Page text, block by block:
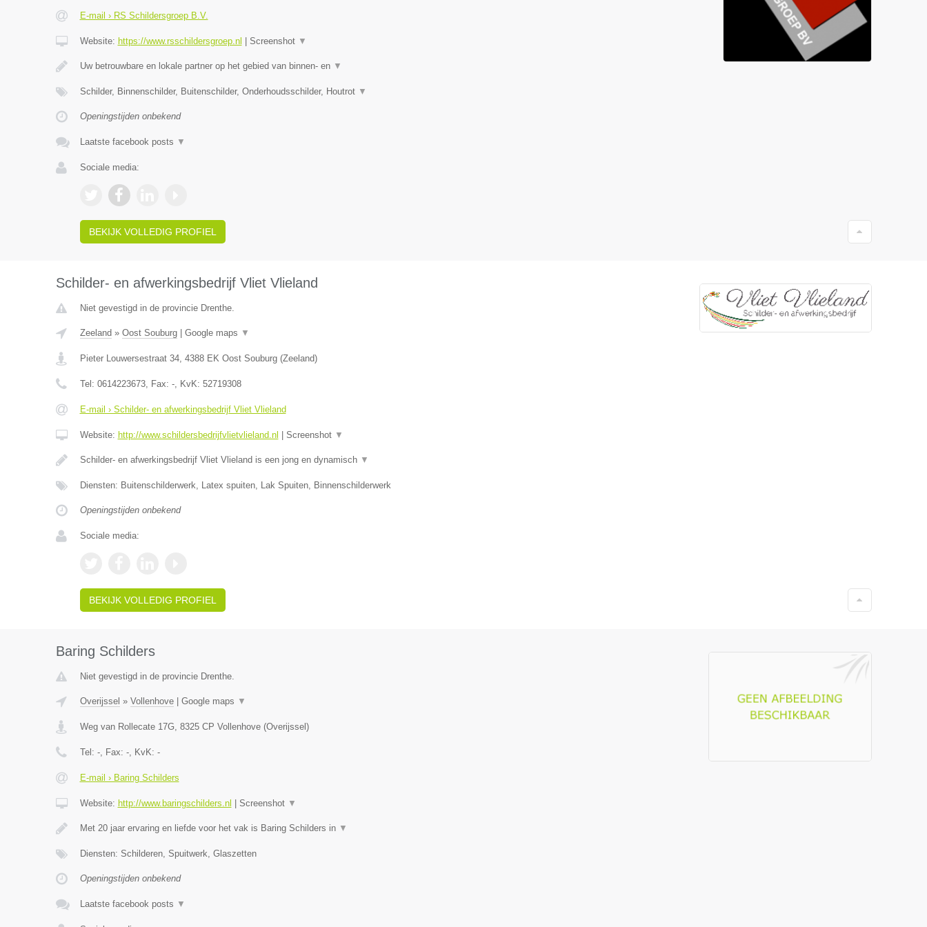
E-mail › RS Schildersgroep B.V.
Website: https://www.rsschildersgroep.nl Screenshot ▼
Uw betrouwbare en lokale partner op het gebied van binnen- en ▼
Schilder, Binnenschilder, Buitenschilder, Onderhoudsschilder, Houtrot ▼
Openingstijden onbekend
Laatste facebook posts ▼
Sociale media:
BEKIJK VOLLEDIG PROFIEL
Schilder- en afwerkingsbedrijf Vliet Vlieland
Niet gevestigd in de provincie Drenthe.
Zeeland » Oost Souburg| Google maps ▼
Pieter Louwersestraat 34, 4388 EK Oost Souburg(Zeeland)
Tel: 0614223673, Fax: -, KvK: 52719308
E-mail › Schilder- en afwerkingsbedrijf Vliet Vlieland
Website: http://www.schildersbedrijfvlietvlieland.nl Screenshot ▼
Schilder- en afwerkingsbedrijf Vliet Vlieland is een jong en dynamisch ▼
Diensten: Buitenschilderwerk, Latex spuiten, Lak Spuiten, Binnenschilderwerk
Openingstijden onbekend
Sociale media:
BEKIJK VOLLEDIG PROFIEL
Baring Schilders
Niet gevestigd in de provincie Drenthe.
Overijssel » Vollenhove| Google maps ▼
Weg van Rollecate 17G, 8325 CP Vollenhove(Overijssel )
Tel: -, Fax: -, KvK: -
E-mail › Baring Schilders
Website: http://www.baringschilders.nl Screenshot ▼
Met 20 jaar ervaring en liefde voor het vak is Baring Schilders in ▼
Diensten: Schilderen, Spuitwerk, Glaszetten
Openingstijden onbekend
Laatste facebook posts ▼